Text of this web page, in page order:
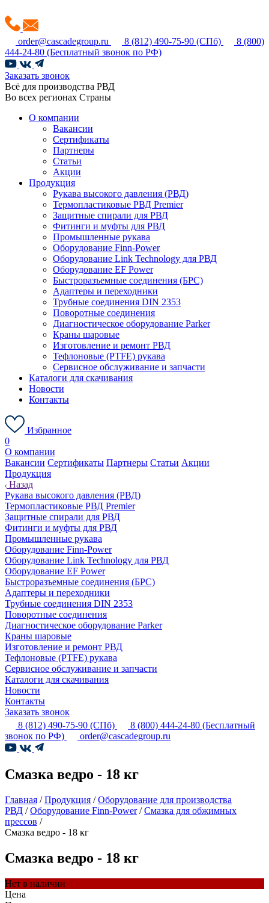
order@cascadegroup.ru 8 (812) 490-75-90 (СПб)
8 (800)
444-24-80 (Бесплатный звонок по РФ)
Заказать звонок
Всё для производства РВД
Во всех регионах Страны
О компании
Вакансии
Сертификаты
Партнеры
Статьи
Акции
Продукция
Рукава высокого давления (РВД)
Термопластиковые РВД Premier
Защитные спирали для РВД
Фитинги и муфты для РВД
Промышленные рукава
Оборудование Finn-Power
Оборудование Link Technology для РВД
Оборудование EF Power
Быстроразъемные соединения (БРС)
Адаптеры и переходники
Трубные соединения DIN 2353
Поворотные соединения
Диагностическое оборудование Parker
Краны шаровые
Изготовление и ремонт РВД
Тефлоновые (PTFE) рукава
Сервисное обслуживание и запчасти
Каталоги для скачивания
Новости
Контакты
Избранное
0
О компании
Вакансии Сертификаты Партнеры Статьи Акции
Продукция
Назад
Рукава высокого давления (РВД)
Термопластиковые РВД Premier
Защитные спирали для РВД
Фитинги и муфты для РВД
Промышленные рукава
Оборудование Finn-Power
Оборудование Link Technology для РВД
Оборудование EF Power
Быстроразъемные соединения (БРС)
Адаптеры и переходники
Трубные соединения DIN 2353
Поворотные соединения
Диагностическое оборудование Parker
Краны шаровые
Изготовление и ремонт РВД
Тефлоновые (PTFE) рукава
Сервисное обслуживание и запчасти
Каталоги для скачивания
Новости
Контакты
Заказать звонок
8 (812) 490-75-90 (СПб) 8 (800) 444-24-80 (Бесплатный
звонок по РФ)
order@cascadegroup.ru
Смазка ведро - 18 кг
Главная /Продукция /Оборудование для производства
РВД /Оборудование Finn-Power/Смазка для обжимных
прессов /
Смазка ведро - 18 кг
Смазка ведро - 18 кг
Нет в наличии
Цена